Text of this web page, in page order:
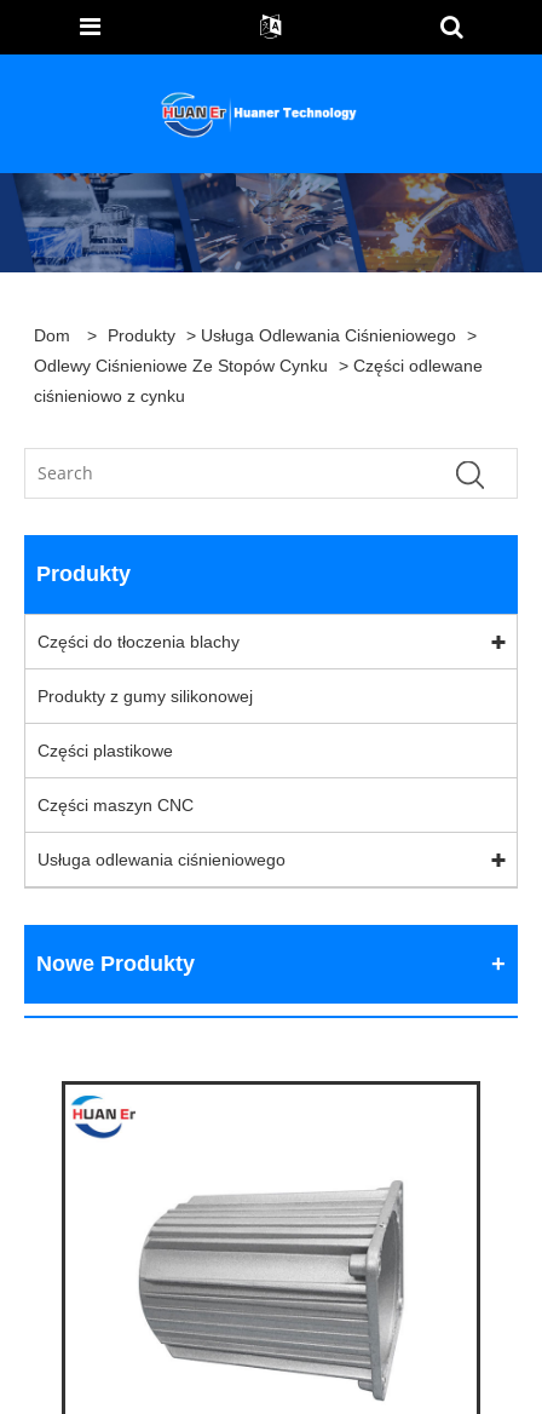
Dom > Produkty > Usługa Odlewania Ciśnieniowego >
Odlewy Ciśnieniowe Ze Stopów Cynku
> Części odlewane
ciśnieniowo z cynku
Produkty
Części do tłoczenia blachy
Produkty z gumy silikonowej
Części plastikowe
Części maszyn CNC
Usługa odlewania ciśnieniowego
Nowe Produkty